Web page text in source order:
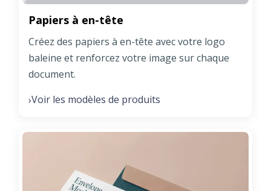
Papiers à en-tête
Créez des papiers à en-tête avec votre logo
baleine et renforcez votre image sur chaque
document.
›Voir les modèles de produits